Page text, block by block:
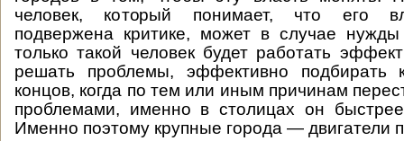
человек, который понимает, что его
подвержена критике, может в случае
только такой человек будет работать
решать проблемы, эффективно
концов, когда по тем или иным причинам
проблемами, именно в столицах он быстрее
Именно поэтому крупные города — двигатели